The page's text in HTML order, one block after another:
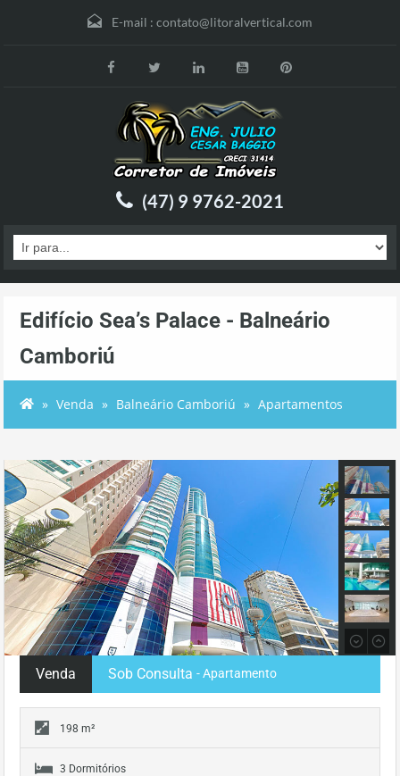
E-mail : contato@litoralvertical.com
(47) 9 9762-2021
Edifício Sea’s Palace - Balneário
Camboriú
Venda Balneário Camboriú Apartamentos
Venda Sob Consulta - Apartamento
198 m²
3 Dormitórios